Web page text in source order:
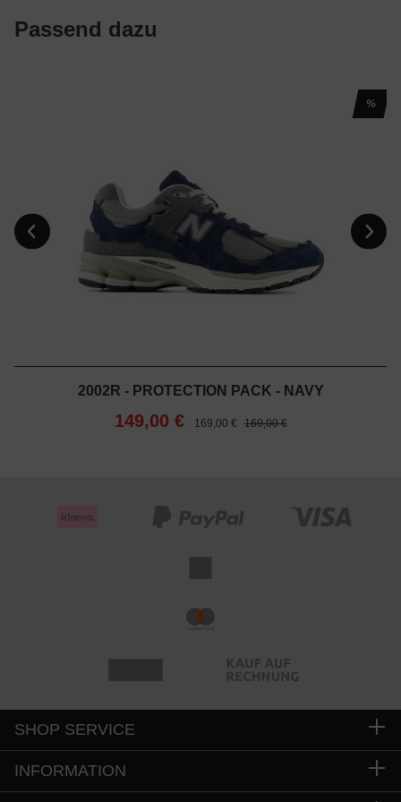
Passend dazu
%
2002R - PROTECTION PACK - NAVY
149,00 € 169,00 € 169,00 €
SHOP SERVICE
INFORMATION